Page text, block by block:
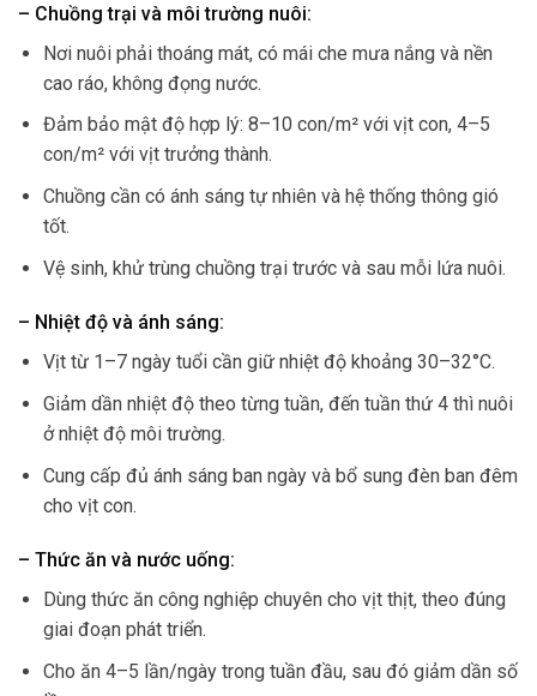
– Chuồng trại và môi trường nuôi:
Nơi nuôi phải thoáng mát, có mái che mưa nắng và nền
cao ráo, không đọng nước.
Đảm bảo mật độ hợp lý: 8–10 con/m² với vịt con, 4–5
con/m² với vịt trưởng thành.
Chuồng cần có ánh sáng tự nhiên và hệ thống thông gió
tốt.
Vệ sinh, khử trùng chuồng trại trước và sau mỗi lứa nuôi.
– Nhiệt độ và ánh sáng:
Vịt từ 1–7 ngày tuổi cần giữ nhiệt độ khoảng 30–32°C.
Giảm dần nhiệt độ theo từng tuần, đến tuần thứ 4 thì nuôi
ở nhiệt độ môi trường.
Cung cấp đủ ánh sáng ban ngày và bổ sung đèn ban đêm
cho vịt con.
– Thức ăn và nước uống:
Dùng thức ăn công nghiệp chuyên cho vịt thịt, theo đúng
giai đoạn phát triển.
Cho ăn 4–5 lần/ngày trong tuần đầu, sau đó giảm dần số